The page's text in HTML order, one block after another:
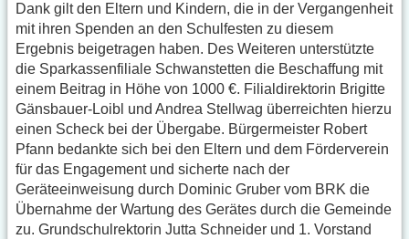
Dank gilt den Eltern und Kindern, die in der Vergangenheit
mit ihren Spenden an den Schulfesten zu diesem
Ergebnis beigetragen haben. Des Weiteren unterstützte
die Sparkassenfiliale Schwanstetten die Beschaffung mit
einem Beitrag in Höhe von 1000 €. Filialdirektorin Brigitte
Gänsbauer-Loibl und Andrea Stellwag überreichten hierzu
einen Scheck bei der Übergabe. Bürgermeister Robert
Pfann bedankte sich bei den Eltern und dem Förderverein
für das Engagement und sicherte nach der
Geräteeinweisung durch Dominic Gruber vom BRK die
Übernahme der Wartung des Gerätes durch die Gemeinde
zu. Grundschulrektorin Jutta Schneider und 1. Vorstand